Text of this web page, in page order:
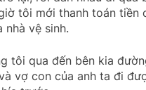
2 Years Ago
tôi mới thanh toán tiền
nhà vệ sinh.
tôi qua đến bên kia
vợ con của anh ta đi